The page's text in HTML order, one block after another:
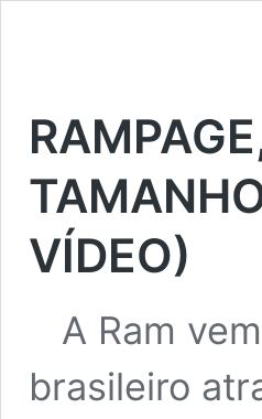
VÍDEO)
A Ram
brasileiro